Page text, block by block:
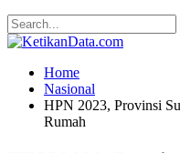
Home
Nasional
HPN 2023, Provinsi
Rumah